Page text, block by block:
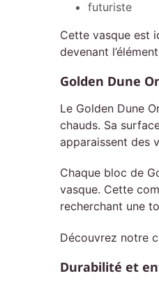
futuriste
Cette vasque est
devenant
Golden Dune
Le Golden Dune
chauds. Sa
apparaissent des
Chaque bloc de
vasque. Cette
recherchant une
Découvrez notre
Durabilité et